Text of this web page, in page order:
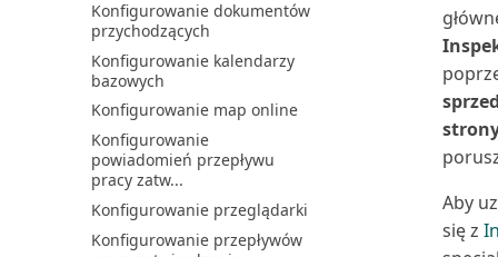
Przegląd komponentów i
architektury integracji ...
Przepływ dostępu
użytkownika dla licencji
Micro...
Rozszerzenie Archiwum
danych
Rozwiązywanie problemów z
błędami synchronizacji
Rozwiązywanie problemów z
integracją Microsoft ...
Konfigurowanie lub zmiana
planu kont
Konfigurowanie metod
płatności
Konfigurowanie nabywców
kasowych
Konfigurowanie
niepodlegającego odliczeniu
poda...
Konfigurowanie
Konfigurowanie dokumentów
przychodzących
Konfigurowanie kalendarzy
bazowych
Konfigurowanie map online
Konfigurowanie
powiadomień przepływu
pracy zatw...
Konfigurowanie przeglądarki
Konfigurowanie przepływów
Aby
się z